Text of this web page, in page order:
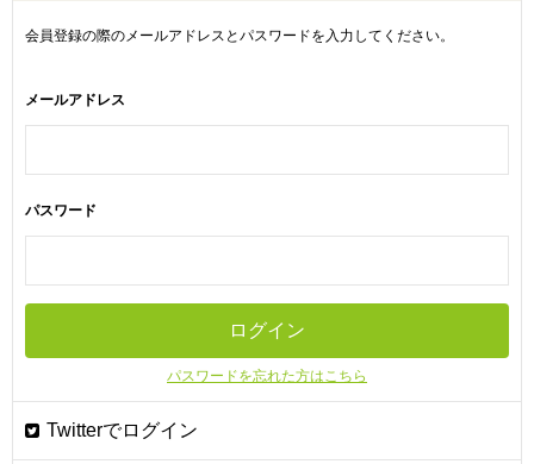
会員登録の際のメールアドレスとパスワードを入力してください。
メールアドレス
パスワード
パスワードを忘れた方はこちら